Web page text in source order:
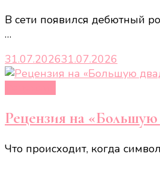
В сети появился дебютный
…
31.07.202631.07.2026
Рецензия на
Что происходит, когда